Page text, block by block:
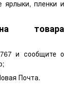
ярлыки, пленки и
товара
и сообщите о
Почта.